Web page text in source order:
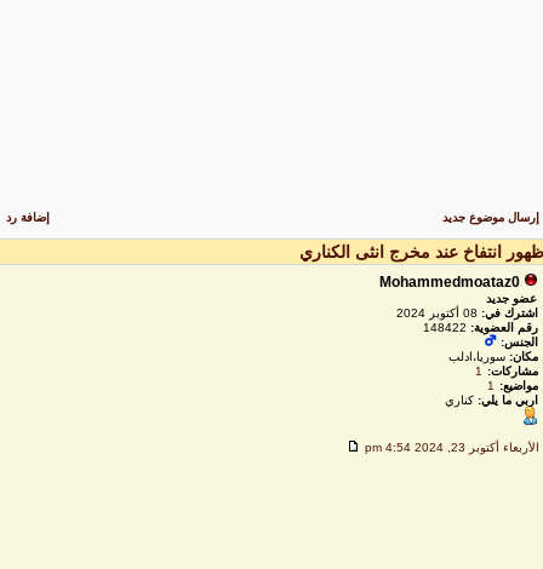
إرسال موضوع جديد إضافة رد
انتفاخ عند مخرج انثى الكناري
Mohammedmoataz0
عضو جديد
اشترك في:08 أكتوبر 2024
رقم العضوية:148422
الجنس:
مكان:سوريا،ادلب
مشاركات:
مواضيع:
اربي ما يلي:كناري
الأربعاء أكتوبر 23, 2024 4:54 pm